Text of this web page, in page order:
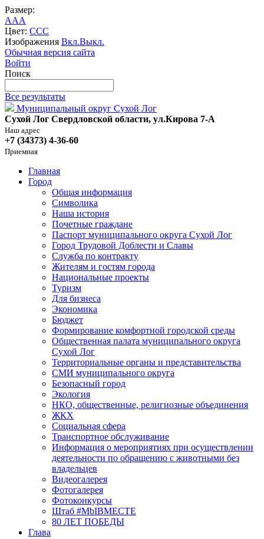
Размер:
AAA
Цвет: CCC
Изображения Вкл.Выкл.
Обычная версия сайта
Войти
Поиск
Все результаты
Муниципальный округ Сухой Лог
Сухой Лог Свердловской области, ул.Кирова 7-А
Наш адрес
+7 (34373) 4-36-60
Приемная
Главная
Город
Общая информация
Символика
Наша история
Почетные граждане
Паспорт муниципального округа Сухой Лог
Город Трудовой Доблести и Славы
Служба по контракту
Жителям и гостям города
Национальные проекты
Туризм
Для бизнеса
Экономика
Бюджет
Формирование комфортной городской среды
Общественная палата муниципального округа
Сухой Лог
Территориальные органы и представительства
СМИ муниципального округа
Безопасный город
Экология
НКО, общественные, религиозные объединения
ЖКХ
Социальная сфера
Транспортное обслуживание
Информация о мероприятиях при осуществлении
деятельности по обращению с животными без
владельцев
Видеогалерея
Фотогалерея
Фотоконкурсы
Штаб #MbIBMECTE
80 ЛЕТ ПОБЕДЫ
Глава